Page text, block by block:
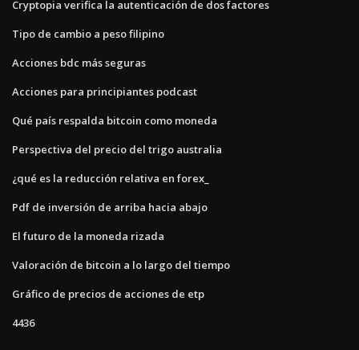
Cryptopia verifica la autenticación de dos factores
Tipo de cambio a peso filipino
Acciones bdc más seguras
Acciones para principiantes podcast
Qué país respalda bitcoin como moneda
Perspectiva del precio del trigo australia
¿qué es la reducción relativa en forex_
Pdf de inversión de arriba hacia abajo
El futuro de la moneda rizada
Valoración de bitcoin a lo largo del tiempo
Gráfico de precios de acciones de etp
4436